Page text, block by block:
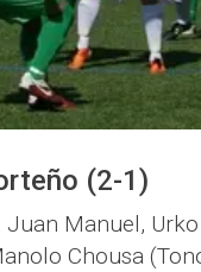
(2-1)
: Juan Manuel,
Chousa